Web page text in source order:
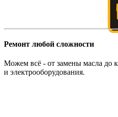
Ремонт любой сложности
Можем всё - от замены масла до
и электрооборудования.